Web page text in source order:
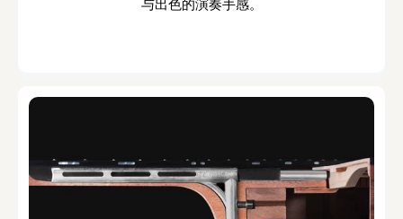
与出色的演奏手感。